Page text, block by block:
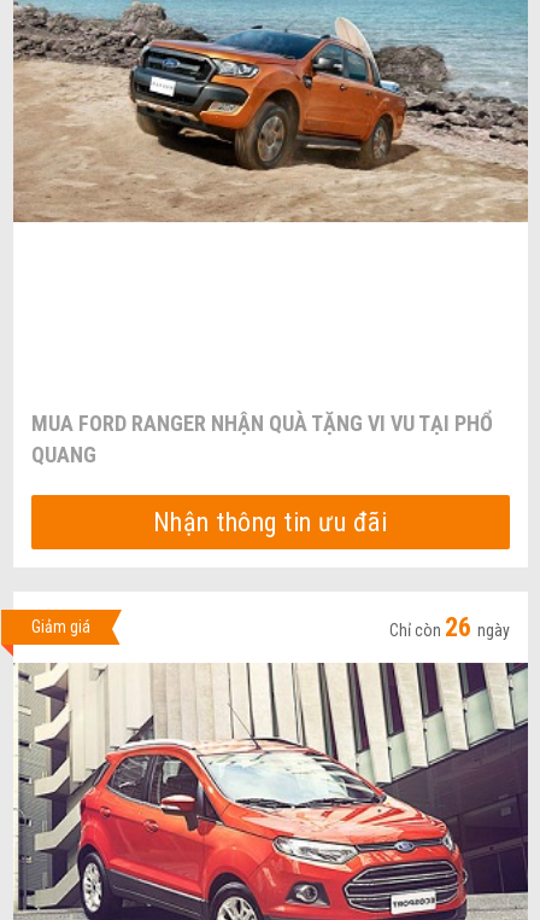
MUA FORD RANGER NHẬN QUÀ TẶNG VI VU TẠI PHỔ
QUANG
Nhận thông tin ưu đãi
Giảm giá Chỉ còn 26 ngày